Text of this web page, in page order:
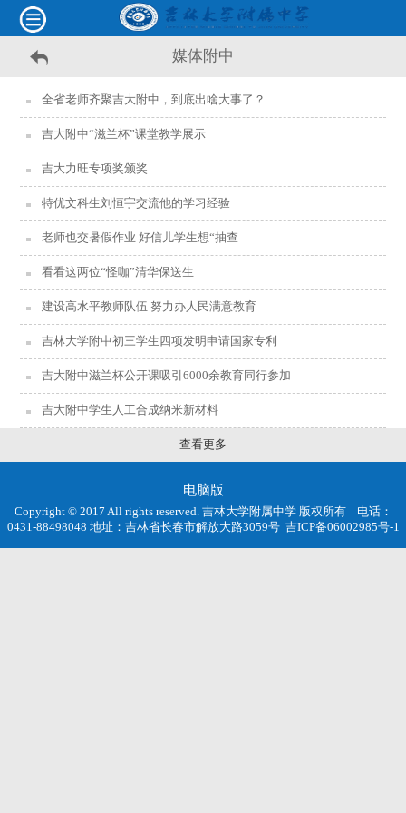
媒体附中
全省老师齐聚吉大附中，到底出啥大事了？
吉大附中“滋兰杯”课堂教学展示
吉大力旺专项奖颁奖
特优文科生刘恒宇交流他的学习经验
老师也交暑假作业 好信儿学生想“抽查
看看这两位“怪咖”清华保送生
建设高水平教师队伍 努力办人民满意教育
吉林大学附中初三学生四项发明申请国家专利
吉大附中滋兰杯公开课吸引6000余教育同行参加
吉大附中学生人工合成纳米新材料
查看更多
电脑版
Copyright © 2017 All rights reserved. 吉林大学附属中学 版权所有 电话：
0431-88498048 地址：吉林省长春市解放大路3059号 吉ICP备06002985号-1